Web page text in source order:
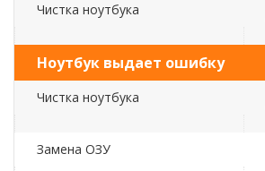
Чистка ноутбука
Ноутбук выдает ошибку
Чистка ноутбука
Замена ОЗУ